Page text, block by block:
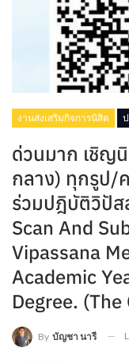
งานส่งเสริมกิจการนิสิต
ด่วนมาก เชิญ
กลาง) ทุกรูป/
ร่วมปฎิบัติวิปั
Scan And
Vipassana
Academic
Degree.
By บัญชา นารี